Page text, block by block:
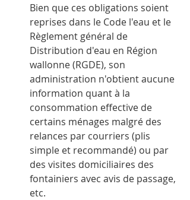
Bien que ces obligations soient
reprises dans le Code l'eau et le
Règlement général de
Distribution d'eau en Région
wallonne (RGDE), son
administration n'obtient aucune
information quant à la
consommation effective de
certains ménages malgré des
relances par courriers (plis
simple et recommandé) ou par
des visites domiciliaires des
fontainiers avec avis de passage,
etc.